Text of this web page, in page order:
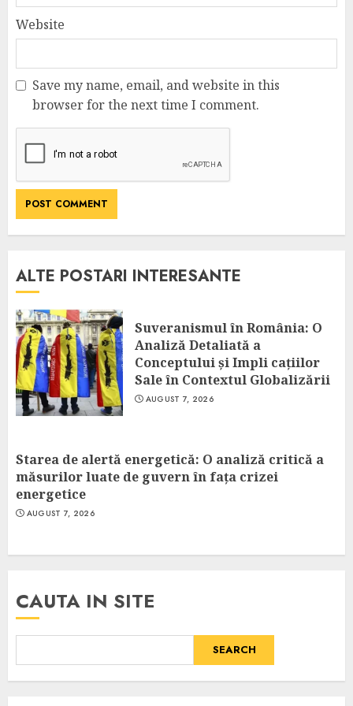
Website
Save my name, email, and website in this
browser for the next time I comment.
ALTE POSTARI INTERESANTE
Suveranismul în România: O
Analiză Detaliată a
Conceptului și Impli cațiilor
Sale în Contextul Globalizării
AUGUST 7, 2026
Starea de alertă energetică: O analiză critică a
măsurilor luate de guvern în fața crizei
energetice
AUGUST 7, 2026
CAUTA IN SITE
SEARCH